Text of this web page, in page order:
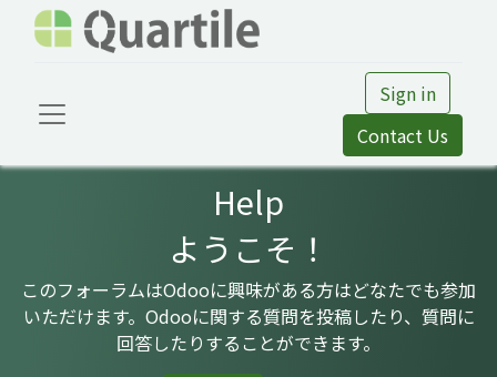
Sign in
Contact Us
Help
ようこそ！
このフォーラムはOdooに興味がある方はどなたでも参加
いただけます。Odooに関する質問を投稿したり、質問に
回答したりすることができます。